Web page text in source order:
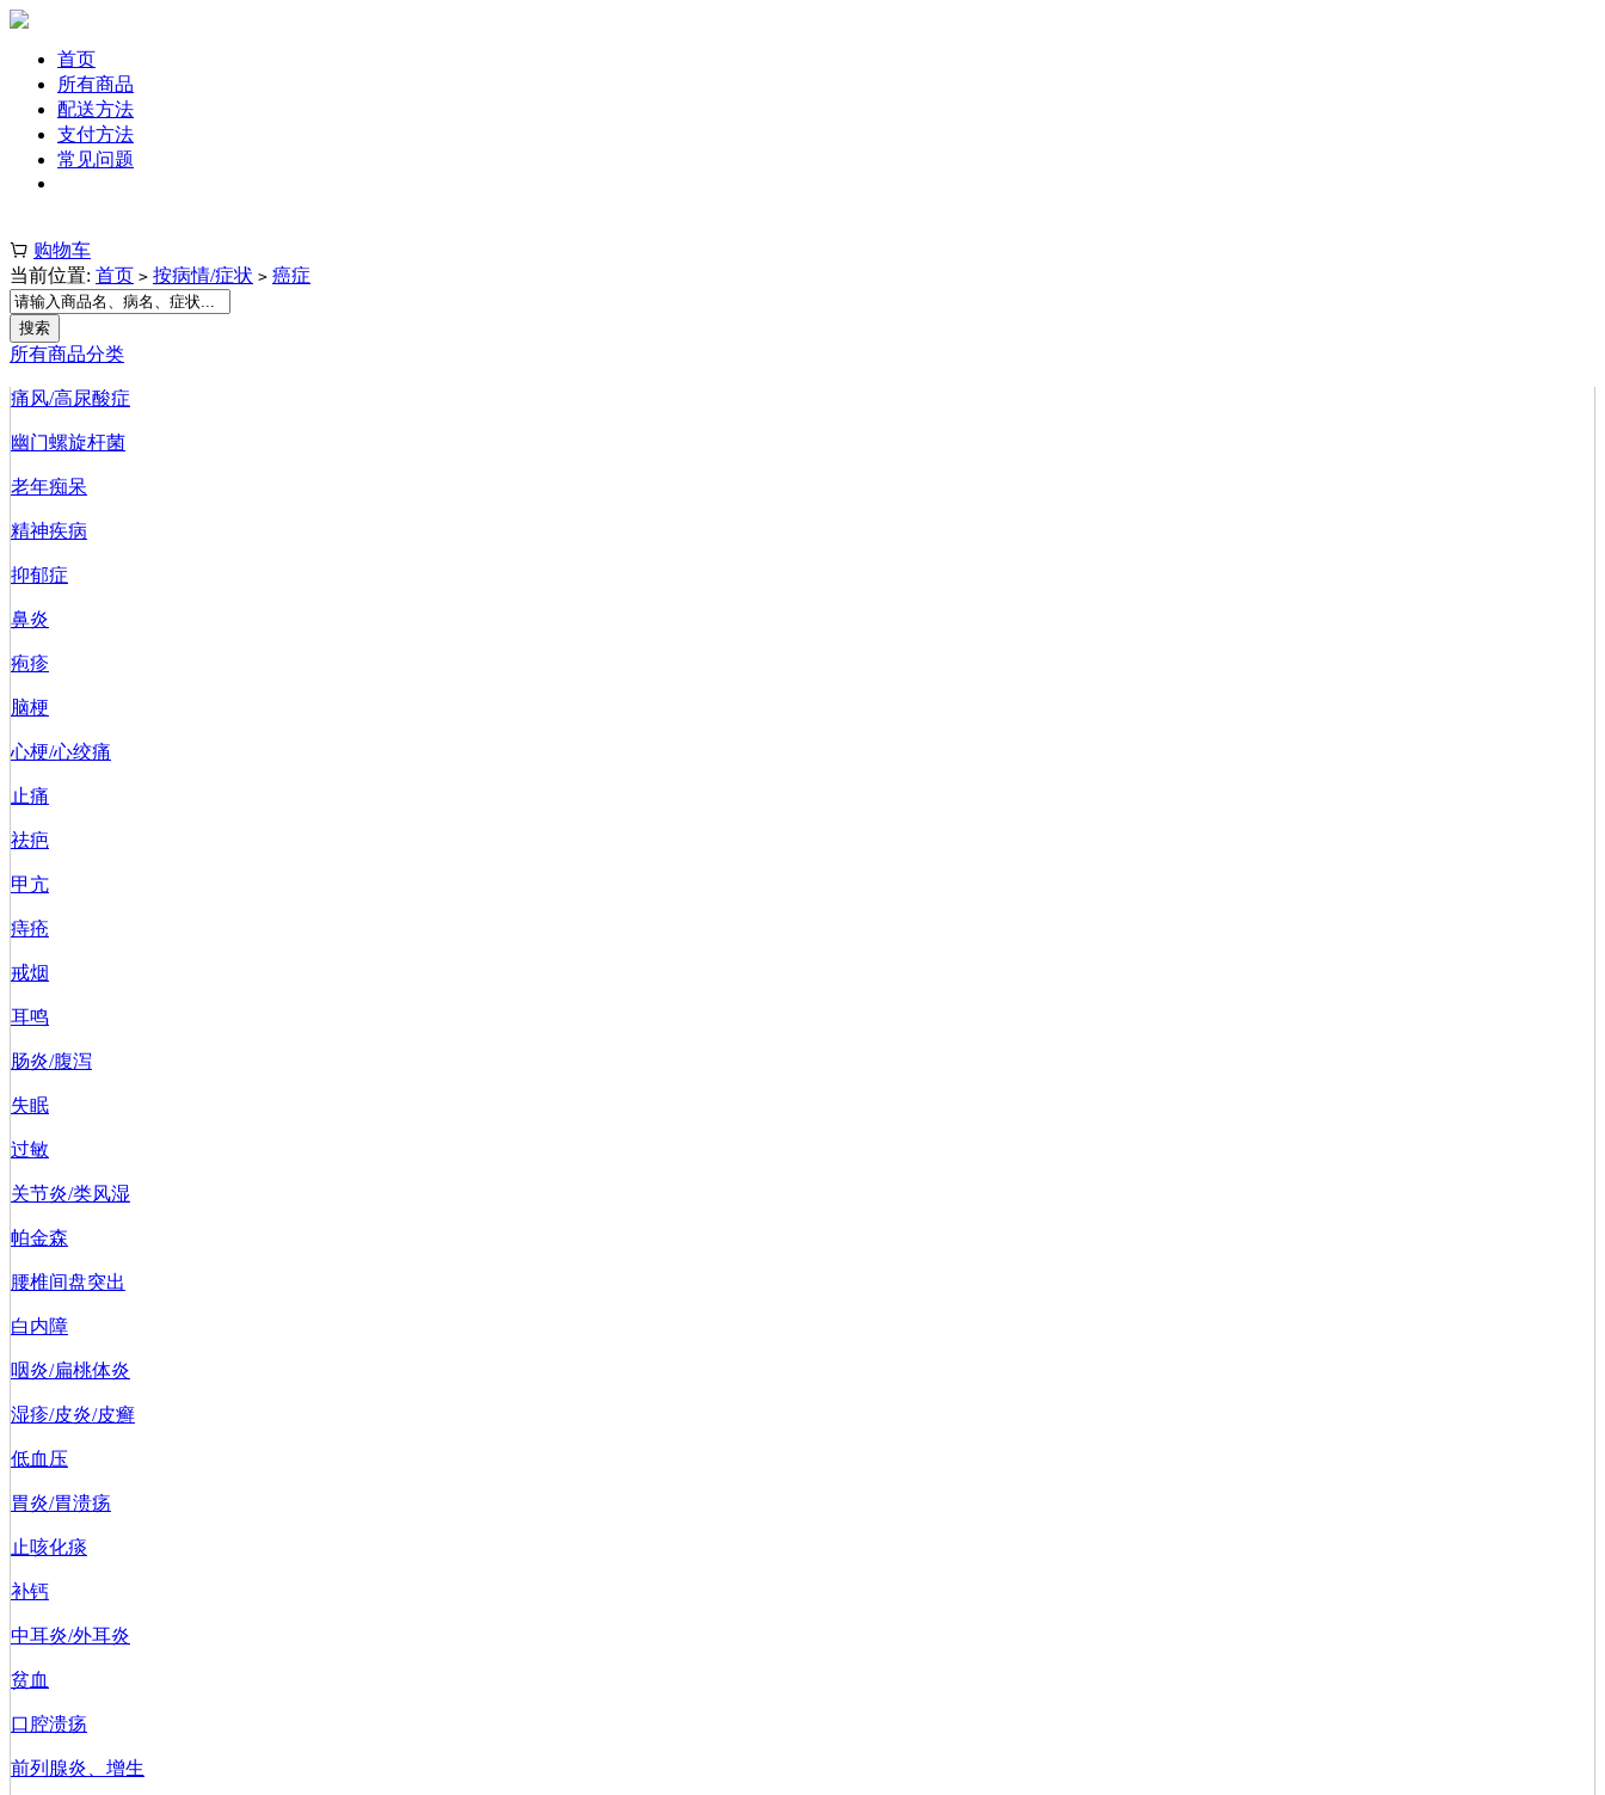
首页
所有商品
配送方法
支付方法
常见问题
购物车
当前位置: 首页 > 按病情/症状 > 癌症
所有商品分类
痛风/高尿酸症
幽门螺旋杆菌
老年痴呆
精神疾病
抑郁症
鼻炎
疱疹
脑梗
心梗/心绞痛
止痛
祛疤
甲亢
痔疮
戒烟
耳鸣
肠炎/腹泻
失眠
过敏
关节炎/类风湿
帕金森
腰椎间盘突出
白内障
咽炎/扁桃体炎
湿疹/皮炎/皮癣
低血压
胃炎/胃溃疡
止咳化痰
补钙
中耳炎/外耳炎
贫血
口腔溃疡
前列腺炎、增生